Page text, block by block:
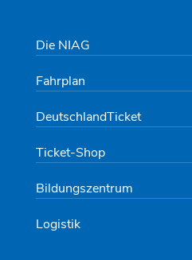
Die NIAG
Fahrplan
DeutschlandTicket
Ticket-Shop
Bildungszentrum
Logistik